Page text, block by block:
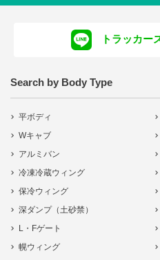
トラッカー
Search by Body Type
平ボディ
Wキャブ
アルミバン
冷凍冷蔵ウィング
保冷ウィング
深ダンプ（土砂禁）
L・Fゲート
幌ウィング